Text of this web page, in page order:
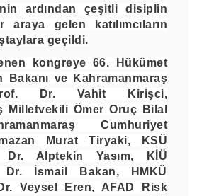
ardından çeşitli disiplin
araya gelen katılımcıların
geçildi.
kongreye 66. Hükümet
Bakanı ve Kahramanmaraş
Dr. Vahit Kirişci,
Milletvekili Ömer Oruç Bilal
Cumhuriyet
Murat Tiryaki, KSÜ
Dr. Alptekin Yasım, KİÜ
İsmail Bakan, HMKÜ
Veysel Eren, AFAD Risk